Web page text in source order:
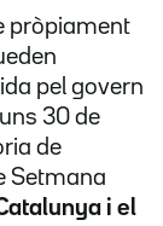
pròpiament
pel govern
30 de
de
Setmana
i el